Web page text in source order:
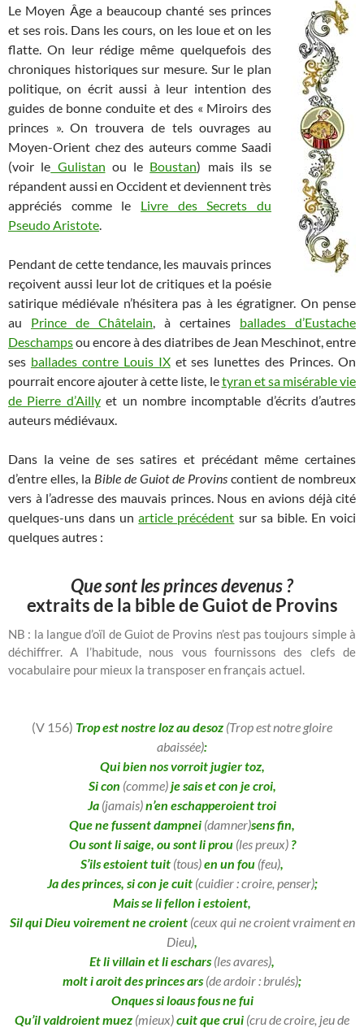
Le Moyen Âge a beaucoup chanté ses princes
et ses rois. Dans les cours, on les loue et on les
flatte. On leur rédige même quelquefois des
chroniques historiques sur mesure. Sur le plan
politique, on écrit aussi à leur intention des
guides de bonne conduite et des « Miroirs des
princes ». On trouvera de tels ouvrages au
Moyen-Orient chez des auteurs comme Saadi
(voir le Gulistan ou le Boustan) mais ils se
répandent aussi en Occident et deviennent très
appréciés comme le Livre des Secrets du
Pseudo Aristote.
Pendant de cette tendance, les mauvais princes
reçoivent aussi leur lot de critiques et la poésie
satirique médiévale n’hésitera pas à les égratigner. On pense
au Prince de Châtelain, à certaines ballades d’Eustache
Deschampsou encore à des diatribes de Jean Meschinot, entre
ses ballades contre Louis IXet ses lunettes des Princes. On
pourrait encore ajouter à cette liste, letyran et sa misérable vie
de Pierre d’Aillyet un nombre incomptable d’écrits d’autres
auteurs médiévaux.
Dans la veine de ses satires et précédant même certaines
d’entre elles, la Bible de Guiot de Provins contient de nombreux
vers à l’adresse des mauvais princes. Nous en avions déjà cité
quelques-uns dans unarticle précédent sur sa bible. En voici
quelques autres :
Que sont les princes devenus ?
extraits de la bible de Guiot de Provins
NB : la langue d’oïl de Guiot de Provins n’est pas toujours simple à
déchiffrer. A l’habitude, nous vous fournissons des clefs de
vocabulaire pour mieux la transposer en français actuel.
(V 156) Trop est nostre loz au desoz (Trop est notre gloire
abaissée):
Qui bien nos vorroit jugier toz,
Si con (comme)je sais et con je croi,
Ja (jamais)n’en eschapperoient troi
Que ne fussent dampnei (damner)sens fin,
Ou sont li saige, ou sont li prou (les preux)?
S’ils estoient tuit (tous)en un fou (feu),
Ja des princes, si con je cuit (cuidier : croire, penser);
Mais se li fellon i estoient,
Sil qui Dieu voirement ne croient (ceux qui ne croient vraiment en
Dieu),
Et li villain et li eschars (les avares),
molt i aroit des princes ars (de ardoir : brulés);
Onques si loaus fous ne fui
Qu’il valdroient muez (mieux)cuit que crui (cru de croire, jeu de